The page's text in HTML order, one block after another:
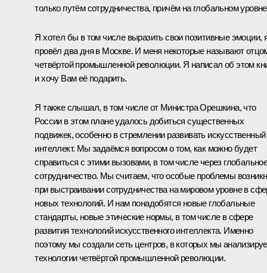
только путём сотрудничества, причём на глобальном
Я хотел бы в том числе выразить свои позитивные эмоции,
провёл два дня в Москве. И меня некоторые называют
четвёртой промышленной революции. Я написал об этом
и хочу Вам её подарить.
Я также слышал, в том числе от Министра Орешкина, что
России в этом плане удалось добиться существенных
подвижек, особенно в стремлении развивать искусственный
интеллект. Мы задаёмся вопросом о том, как можно будет
справиться с этими вызовами, в том числе через
сотрудничество. Мы считаем, что особые проблемы
при выстраивании сотрудничества на мировом уровне в
новых технологий. И нам понадобятся новые глобальные
стандарты, новые этические нормы, в том числе в сфере
развития технологий искусственного интеллекта. Именно
поэтому мы создали сеть центров, в которых мы
технологии четвёртой промышленной революции.